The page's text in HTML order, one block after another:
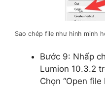
Sao chép file như hình minh
Bước 9: Nhấp
Lumion 10.3.2
Chọn “Open